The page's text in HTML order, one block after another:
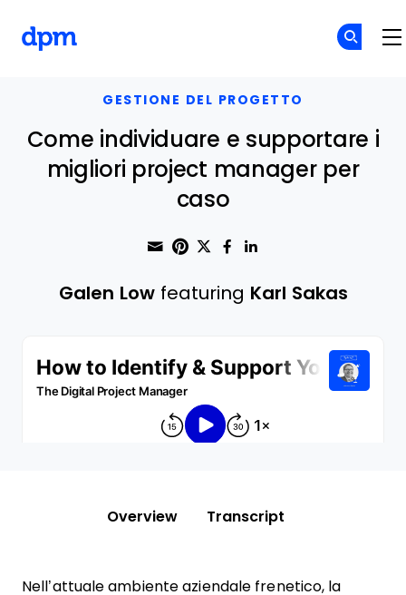
GESTIONE DEL PROGETTO
Come individuare e supportare i
migliori project manager per
caso
Share through Email
Print this page
Share on Pinterest
Share on Twitter
Share on
Galen Lowfeaturing Karl Sakas
Overview Transcript
Nell’attuale ambiente aziendale frenetico, la